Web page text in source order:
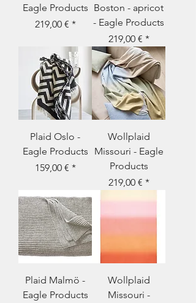
Eagle Products
Prix
219,00 €
Boston - apricot
- Eagle Products
Prix
219,00 €
Plaid Oslo -
Eagle Products
Prix
159,00 €
Wollplaid
Missouri - Eagle
Products
Prix
219,00 €
Plaid Malmö -
Eagle Products
Wollplaid
Missouri -